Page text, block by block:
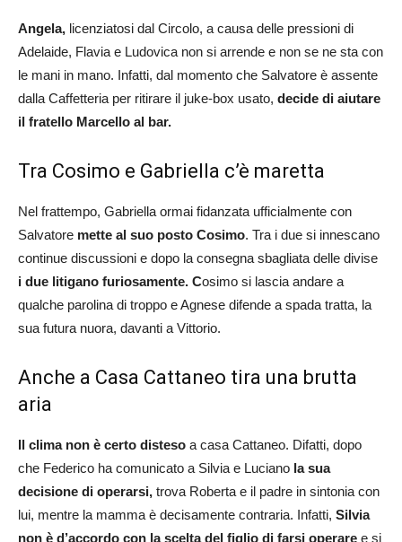
Angela, licenziatosi dal Circolo, a causa delle pressioni di
Adelaide, Flavia e Ludovica non si arrende e non se ne sta con
le mani in mano. Infatti, dal momento che Salvatore è assente
dalla Caffetteria per ritirare il juke-box usato, decide di aiutare
il fratello Marcello al bar.
Tra Cosimo e Gabriella c’è maretta
Nel frattempo, Gabriella ormai fidanzata ufficialmente con
Salvatore mette al suo posto Cosimo. Tra i due si innescano
continue discussioni e dopo la consegna sbagliata delle divise
i due litigano furiosamente. Cosimo si lascia andare a
qualche parolina di troppo e Agnese difende a spada tratta, la
sua futura nuora, davanti a Vittorio.
Anche a Casa Cattaneo tira una brutta
aria
Il clima non è certo disteso a casa Cattaneo. Difatti, dopo
che Federico ha comunicato a Silvia e Luciano la sua
decisione di operarsi, trova Roberta e il padre in sintonia con
lui, mentre la mamma è decisamente contraria. Infatti, Silvia
non è d’accordo con la scelta del figlio di farsi operare e si